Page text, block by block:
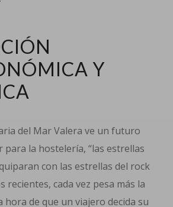
Y
del Mar Valera ve un futuro
la hostelería, “las estrellas
con las estrellas del rock
recientes, cada vez pesa más la
hora de que un viajero decida su